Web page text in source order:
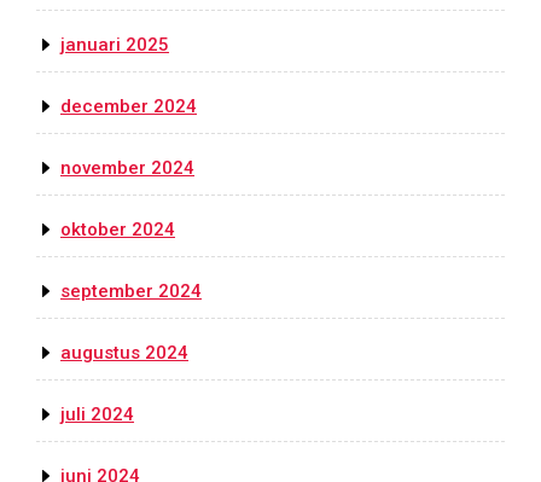
januari 2025
december 2024
november 2024
oktober 2024
september 2024
augustus 2024
juli 2024
juni 2024